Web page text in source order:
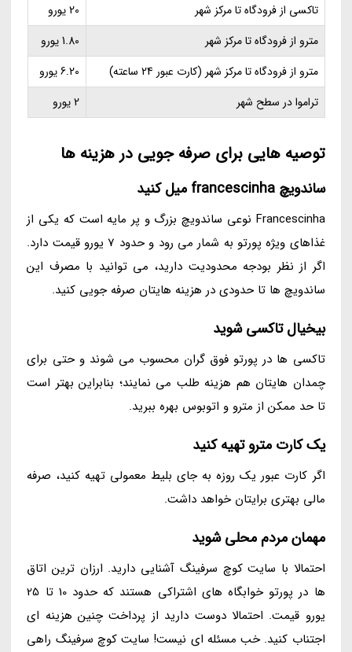
تاکسی از فرودگاه تا مرکز شهر
20 یورو
مترو از فرودگاه تا مرکز شهر
1.80 یورو
مترو از فرودگاه تا مرکز شهر (کارت عبور 24 ساعته)
6.20 یورو
تراموا در سطح شهر
2 یورو
توصیه هایی برای صرفه جویی در هزینه ها
ساندویچ francescinha میل کنید
Francescinha نوعی ساندویچ بزرگ و پر مایه است که یکی از
غذاهای ویژه پورتو به شمار می رود و حدود 7 یورو قیمت دارد.
اگر از نظر بودجه محدودیت دارید، می توانید با مصرف این
ساندویچ ها تا حدودی در هزینه هایتان صرفه جویی کنید.
بیخیال تاکسی شوید
تاکسی ها در پورتو فوق گران محسوب می شوند و حتی برای
چمدان هایتان هم هزینه طلب می نمایند؛ بنابراین بهتر است
تا حد ممکن از مترو و اتوبوس بهره ببرید.
یک کارت مترو تهیه کنید
اگر کارت عبور یک روزه به جای بلیط معمولی تهیه کنید، صرفه
مالی بهتری برایتان خواهد داشت.
مهمان مردم محلی شوید
احتمالا با سایت کوچ سرفینگ آشنایی دارید. ارزان ترین اتاق
ها در پورتو خوابگاه های اشتراکی هستند که حدود 10 تا 25
یورو قیمت. احتمالا دوست دارید از پرداخت چنین هزینه ای
اجتناب کنید. خب مسئله ای نیست! سایت کوچ سرفینگ راهی